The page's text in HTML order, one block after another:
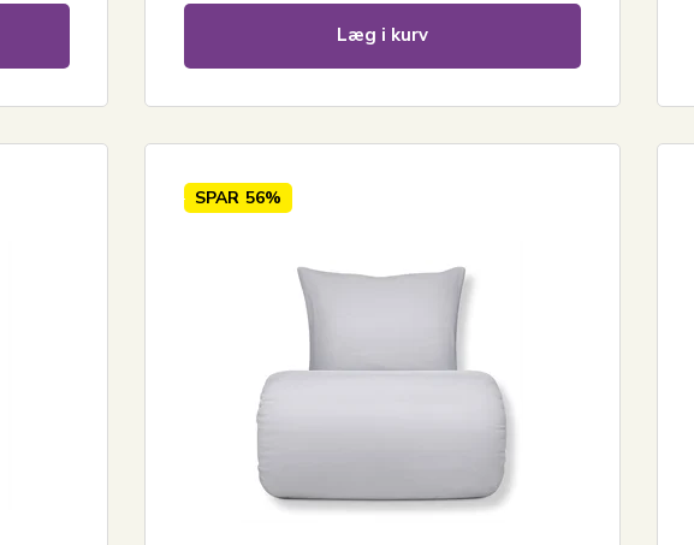
Læg i kurv
SPAR 56%